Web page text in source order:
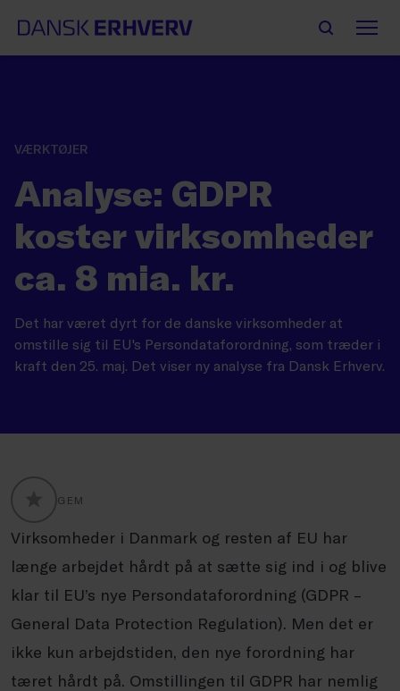
VÆRKTØJER
Analyse: GDPR
koster virksomheder
ca. 8 mia. kr.
Det har været dyrt for de danske virksomheder at
omstille sig til EU's Persondataforordning, som træder i
kraft den 25. maj. Det viser ny analyse fra Dansk Erhverv.
GEM
Virksomheder i Danmark og resten af EU har
længe arbejdet hårdt på at sætte sig ind i og blive
klar til EU’s nye Persondataforordning (GDPR –
General Data Protection Regulation). Men det er
ikke kun arbejdstiden, den nye forordning har
tæret hårdt på. Omstillingen til GDPR har nemlig